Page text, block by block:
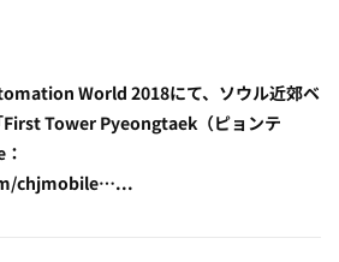
World 2018にて、ソウル近郊ベ
First Tower Pyeongtaek（ピョンテ
chjmobile…...